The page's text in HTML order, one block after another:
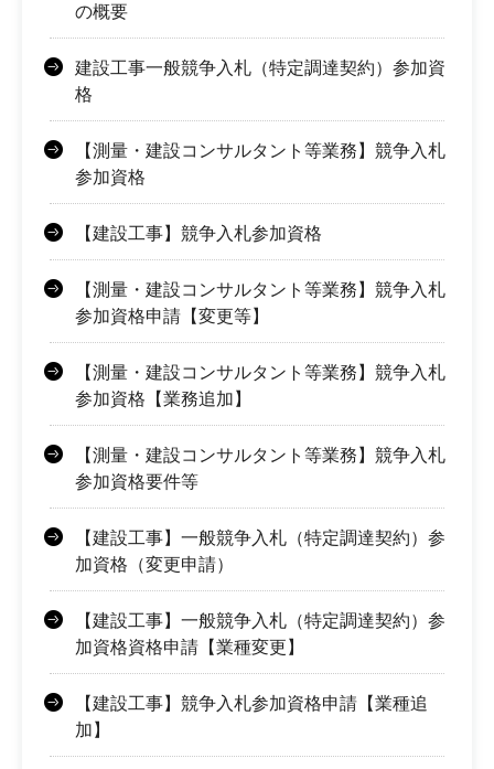
の概要
建設工事一般競争入札（特定調達契約）参加資
格
【測量・建設コンサルタント等業務】競争入札
参加資格
【建設工事】競争入札参加資格
【測量・建設コンサルタント等業務】競争入札
参加資格申請【変更等】
【測量・建設コンサルタント等業務】競争入札
参加資格【業務追加】
【測量・建設コンサルタント等業務】競争入札
参加資格要件等
【建設工事】一般競争入札（特定調達契約）参
加資格（変更申請）
【建設工事】一般競争入札（特定調達契約）参
加資格資格申請【業種変更】
【建設工事】競争入札参加資格申請【業種追
加】